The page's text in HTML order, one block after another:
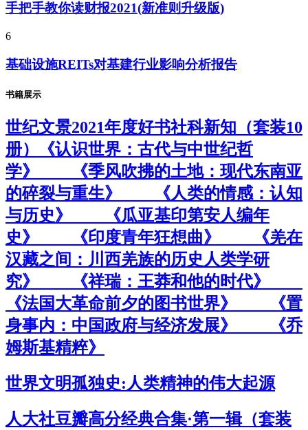
手把手教你读财报2021(新准则升级版)
6
基础设施REITs对基建行业影响分析报告
书籍展示
世纪文景2021年度好书社科新知（套装10
册）《认识世界：古代与中世纪哲
学》 《季风吹拂的土地：现代东南亚
的碎裂与重生》 《人类的情感：认知
与历史》 《瓜亚基印第安人编年
史》 《印度青年狂想曲》 《羌在
汉藏之间：川西羌族的历史人类学研
究》 《祥瑞：王莽和他的时代》
《法国大革命前夕的图书世界》 《置
身事内：中国政府与经济发展》 《乔
姆斯基精粹》
世界文明孤独史:人类精神的伟大起源
人大社豆瓣高分经典合集·第一辑（套装